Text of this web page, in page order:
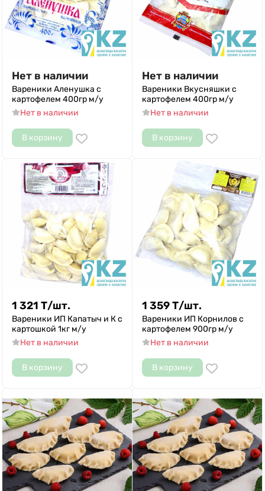
Нет в наличии
Вареники Аленушка с
картофелем 400гр м/у
Нет в наличии
В корзину
Нет в наличии
Вареники Вкусняшки с
картофелем 400гр м/у
Нет в наличии
В корзину
1 321 Т/шт.
Вареники ИП Капатыч и К с
картошкой 1кг м/у
Нет в наличии
В корзину
1 359Т/шт.
Вареники ИП Корнилов с
картофелем 900гр м/у
Нет в наличии
В корзину